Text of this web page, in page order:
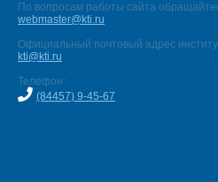
По вопросам работы сайта
webmaster@kti.ru
Официальный почтовый адрес
kti@kti.ru
Телефон:
(84457) 9-45-67